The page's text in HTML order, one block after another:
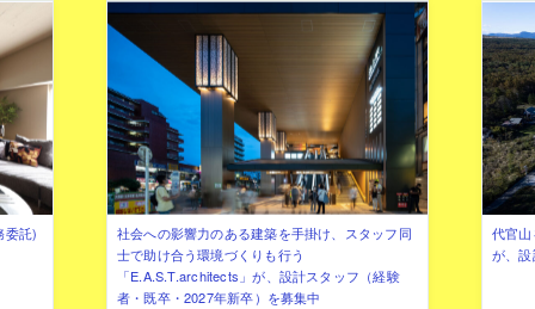
委託)
社会への影響力のある建築を手掛け、スタッフ同
士で助け合う環境づくりも行う
「E.A.S.T.architects」が、設計スタッフ（経験
者・既卒・2027年新卒）を募集中
代官
が、